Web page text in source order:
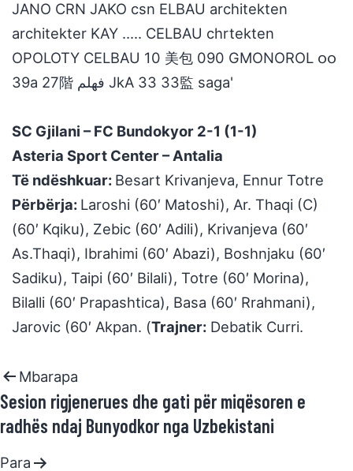
SC Gjilani – FC Bundokyor 2-1 (1-1)
Asteria Sport Center – Antalia
Të ndëshkuar: Besart Krivanjeva, Ennur Totre
Përbërja: Laroshi (60′ Matoshi), Ar. Thaqi (C)
(60′ Kqiku), Zebic (60′ Adili), Krivanjeva (60′
As.Thaqi), Ibrahimi (60′ Abazi), Boshnjaku (60′
Sadiku), Taipi (60′ Bilali), Totre (60′ Morina),
Bilalli (60′ Prapashtica), Basa (60′ Rrahmani),
Jarovic (60′ Akpan. (Trajner: Debatik Curri.
Mbarapa
Sesion rigjenerues dhe gati për miqësoren e
radhës ndaj Bunyodkor nga Uzbekistani
Para